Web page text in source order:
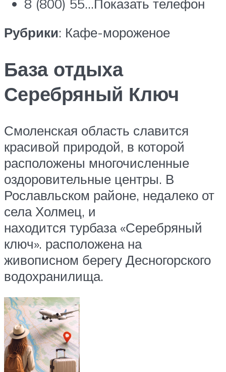
8 (800) 55…Показать телефон
Рубрики: Кафе-мороженое
База отдыха
Серебряный Ключ
Смоленская область славится
красивой природой, в которой
расположены многочисленные
оздоровительные центры. В
Рославльском районе, недалеко от
села Холмец, и
находится турбаза «Серебряный
ключ». расположена на
живописном берегу Десногорского
водохранилища.